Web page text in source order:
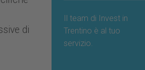
di
Il team di Invest in
Trentino è al tuo
servizio.